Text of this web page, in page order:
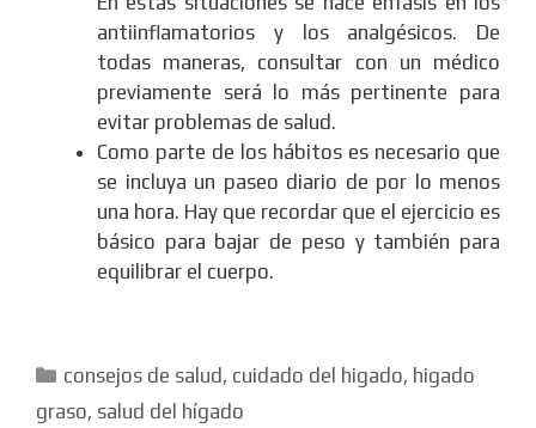
antiinflamatorios y los analgésicos. De
todas maneras, consultar con un médico
previamente será lo más pertinente para
evitar problemas de salud.
Como parte de los hábitos es necesario que
se incluya un paseo diario de por lo menos
una hora. Hay que recordar que el ejercicio es
básico para bajar de peso y también para
equilibrar el cuerpo.
Categorías
consejos de salud , cuidado del higado, higado
graso, salud del hígado